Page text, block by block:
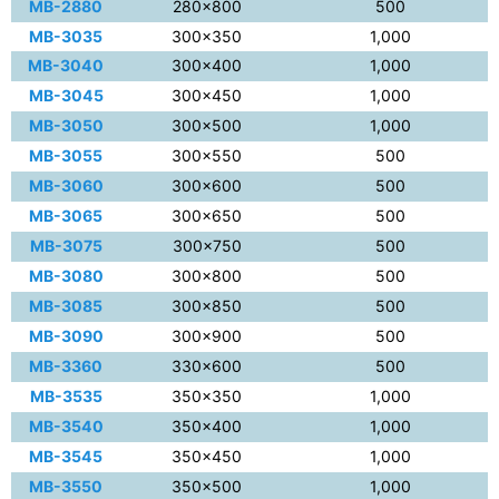
MB-2880 280×800
500
MB-3035
300×350
1,000
MB-3040
300×400
1,000
MB-3045
300×450
1,000
MB-3050
300×500
1,000
MB-3055
300×550
500
MB-3060
300×600
500
MB-3065
300×650
500
MB-3075
300×750
500
MB-3080
300×800
500
MB-3085
300×850
500
MB-3090
300×900
500
MB-3360
330×600
500
MB-3535
350×350
1,000
MB-3540
350×400
1,000
MB-3545
350×450
1,000
MB-3550
350×500
1,000